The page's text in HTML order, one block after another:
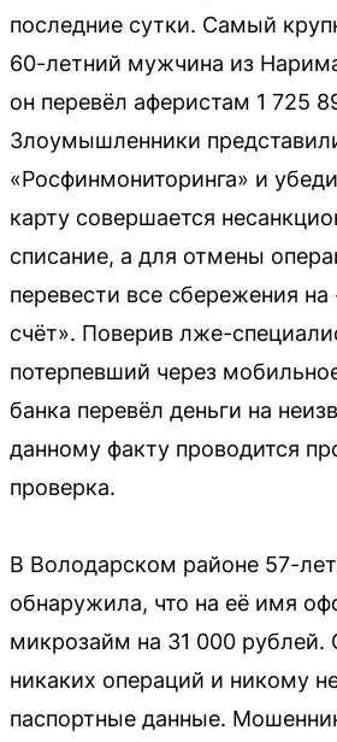
последние сутки. Самый
60-летний мужчина из
он перевёл аферистам 1 725
Злоумышленники
«Росфинмониторинга» и
карту совершается
списание, а для отмены
перевести все сбережения на
счёт». Поверив лже-
потерпевший через
банка перевёл деньги на
данному факту проводится
проверка.
В Володарском районе 57-
обнаружила, что на её имя
микрозайм на 31 000 рублей.
никаких операций и никому
паспортные данные.